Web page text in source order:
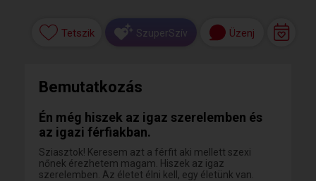
Tetszik SzuperSzív Üzenj
Bemutatkozás
Én még hiszek az igaz szerelemben és
az igazi férfiakban.
Sziasztok! Keresem azt a férfit aki mellett szexi
nőnek érezhetem magam. Hiszek az igaz
szerelemben. Az életet élni kell, egy életünk van.